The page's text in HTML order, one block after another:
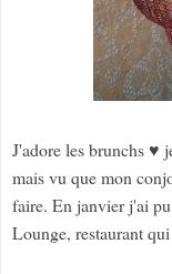
J'adore les brunchs ♥
mais vu que mon
faire. En janvier j'ai
Lounge, restaurant